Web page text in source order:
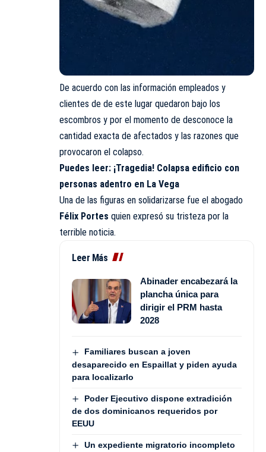
De acuerdo con las información empleados y
clientes de de este lugar quedaron bajo los
escombros y por el momento de desconoce la
cantidad exacta de afectados y las razones que
provocaron el colapso.
Puedes leer: ¡Tragedia! Colapsa edificio con
personas adentro en La Vega
Una de las figuras en solidarizarse fue el abogado
Félix Portes quien expresó su tristeza por la
terrible noticia.
Leer Más
Abinader encabezará la
plancha única para
dirigir el PRM hasta
2028
Familiares buscan a joven
desaparecido en Espaillat y piden ayuda
para localizarlo
Poder Ejecutivo dispone extradición
de dos dominicanos requeridos por
EEUU
Un expediente migratorio incompleto